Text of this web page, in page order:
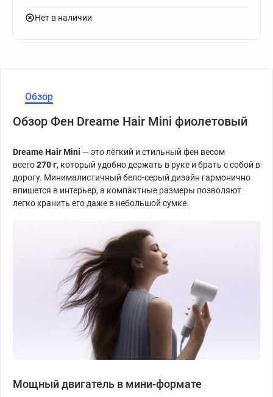
Нет в наличии
Обзор
Обзор Фен Dreame Hair Mini фиолетовый
Dreame Hair Mini — это лёгкий и стильный фен весом
всего270 г, который удобно держать в руке и брать с собой в
дорогу. Минималистичный бело-серый дизайн гармонично
впишется в интерьер, а компактные размеры позволяют
легко хранить его даже в небольшой сумке.
Мощный двигатель в мини-формате